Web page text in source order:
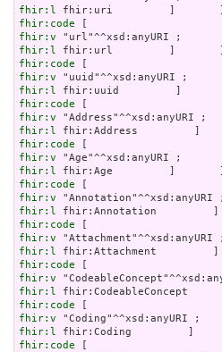
fhir:l
fhir:code
fhir:v
fhir:l
fhir:code
fhir:v
fhir:l
fhir:code
fhir:v
fhir:l
fhir:code
fhir:v
fhir:l
fhir:code
fhir:v
fhir:l
fhir:code
fhir:v
fhir:l
fhir:code
fhir:v
fhir:l
fhir:code
fhir:v
fhir:l
fhir:code